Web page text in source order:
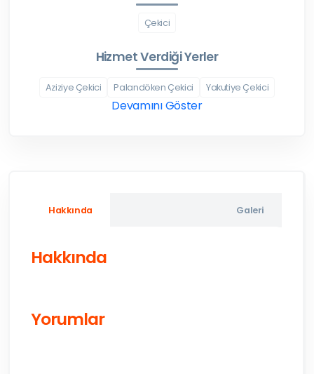
Çekici
Hizmet Verdiği Yerler
Aziziye Çekici Palandöken Çekici Yakutiye Çekici
Devamını Göster
Hakkında Galeri
Hakkında
Yorumlar